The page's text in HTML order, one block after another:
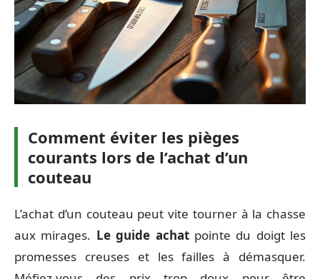
Comment éviter les pièges
courants lors de l’achat d’un
couteau
L’achat d’un couteau peut vite tourner à la chasse
aux mirages. Le guide achatpointe du doigt les
promesses creuses et les failles à démasquer.